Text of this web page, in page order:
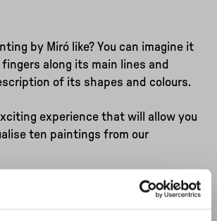
by Miró like? You can imagine it
along its main lines and
of its shapes and colours.
experience that will allow you
ten paintings from our
with Anya Tilmatine (audio